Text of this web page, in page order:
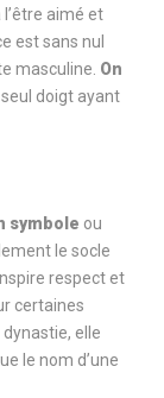
aimé et
est sans nul
masculine. On
seul doigt ayant
symbole ou
le socle
respect et
certaines
elle
le nom d’une